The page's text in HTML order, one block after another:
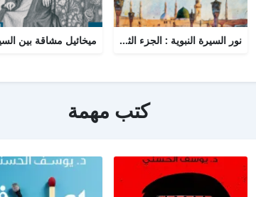
نور السيرة النبوية : الجزء الثاني
كتب مهمة